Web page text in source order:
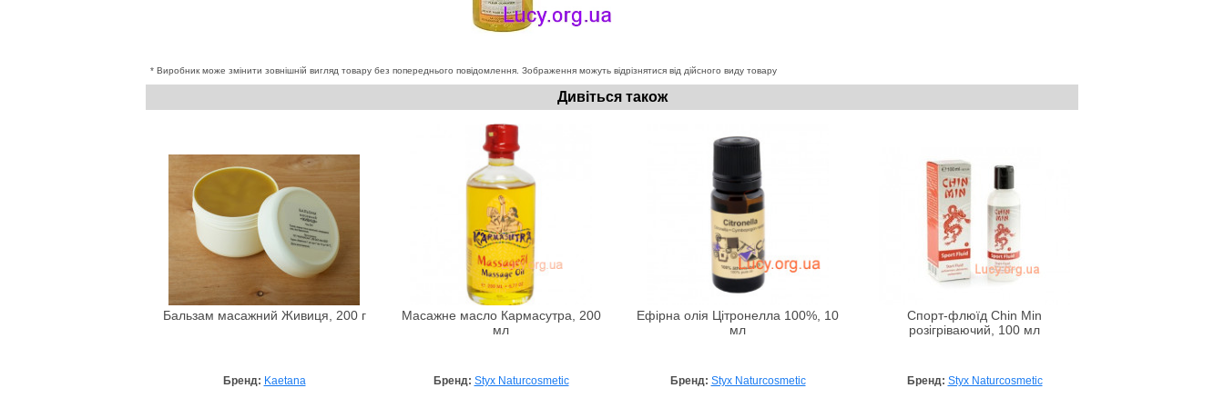
* Виробник може змінити зовнішній вигляд товару без попереднього повідомлення. Зображення можуть відрізнятися від дійсного виду товару
Дивіться також
Бальзам масажний Живиця, 200 г
Бренд: Kaetana
Масажне масло Кармасутра, 200
мл
Бренд: Styx Naturcosmetic
Ефірна олія Цітронелла 100%, 10
мл
Бренд: Styx Naturcosmetic
Спорт-флюїд Chin Min
розігріваючий, 100 мл
Бренд: Styx Naturcosmetic